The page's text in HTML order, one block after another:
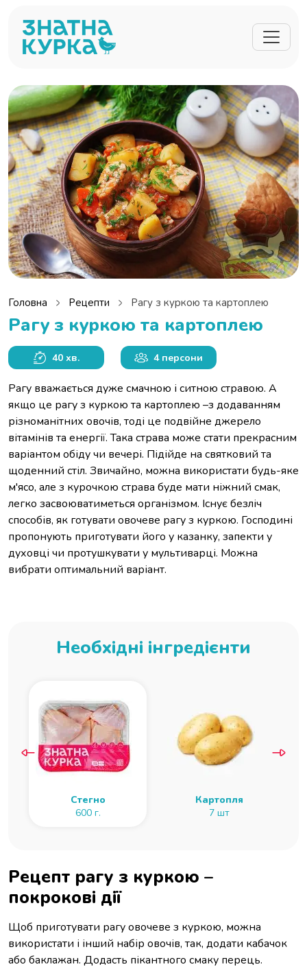
Головна Рецепти Рагу з куркою та картоплею
Рагу з куркою та картоплею
40 хв. 4 персони
Рагу вважається дуже смачною і ситною стравою. А
якщо це рагу з куркою та картоплею –з додаванням
різноманітних овочів, тоді це подвійне джерело
вітамінів та енергії. Така страва може стати прекрасним
варіантом обіду чи вечері. Підійде на святковий та
щоденний стіл. Звичайно, можна використати будь-яке
м'ясо, але з курочкою страва буде мати ніжний смак,
легко засвоюватиметься організмом. Існує безліч
способів, як готувати овочеве рагу з куркою. Господині
пропонують приготувати його у казанку, запекти у
духовці чи протушкувати у мультиварці. Можна
вибрати оптимальний варіант.
Необхідні інгредієнти
Стегно
600 г.
Картопля
7 шт
Рецепт рагу з куркою –
покрокові дії
Щоб приготувати рагу овочеве з куркою, можна
використати і інший набір овочів, так, додати кабачок
або баклажан. Додасть пікантного смаку перець.